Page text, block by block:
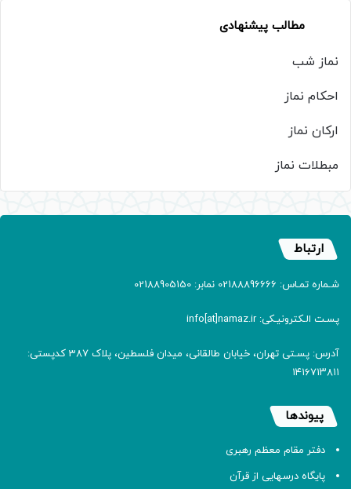
مطالب پیشنهادی
نماز شب
احکام نماز
ارکان نماز
مبطلات نماز
ارتباط
شـماره تمـاس: 02188896666 نمابر: 02188905150
پسـت الـکترونیـکی: info[at]namaz.ir
آدرس: پسـتی تهران، خیابان طالقانی، میدان فلسطین، پلاک 387 کدپستی:
۱۴۱۶۷۱۳۸۱۱
پیوندها
دفتر مقام معظم رهبری
پایگاه درسهایی از قرآن